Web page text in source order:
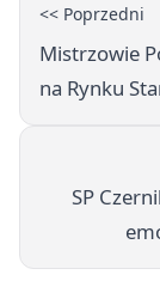
<< Poprzedni
Mistrzowie
na Rynku
SP